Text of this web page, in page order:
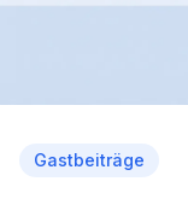
Gastbeiträge